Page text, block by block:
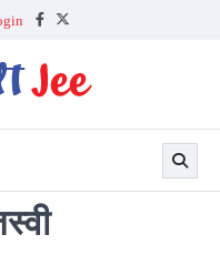
Facebook
Twitter